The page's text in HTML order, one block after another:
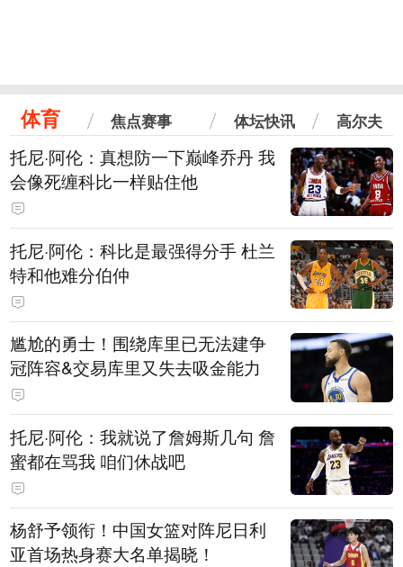
体育 焦点赛事 体坛快讯 高尔夫
托尼·阿伦：真想防一下巅峰乔丹 我
会像死缠科比一样贴住他
托尼·阿伦：科比是最强得分手 杜兰
特和他难分伯仲
尴尬的勇士！围绕库里已无法建争
冠阵容&交易库里又失去吸金能力
托尼·阿伦：我就说了詹姆斯几句 詹
蜜都在骂我 咱们休战吧
杨舒予领衔！中国女篮对阵尼日利
亚首场热身赛大名单揭晓！